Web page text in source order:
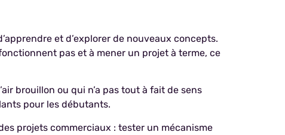
et d’explorer de nouveaux concepts.
pas et à mener un projet à terme, ce
brouillon ou qui n’a pas tout à fait de sens
pour les débutants.
projets commerciaux : tester un mécanisme